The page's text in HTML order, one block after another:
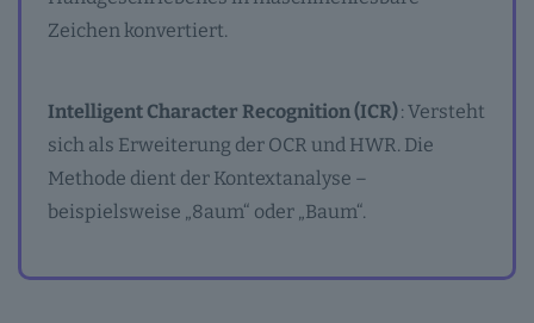
Zeichen konvertiert.
Intelligent Character Recognition (ICR): Versteht
sich als Erweiterung der OCR und HWR. Die
Methode dient der Kontextanalyse –
beispielsweise „8aum“ oder „Baum“.